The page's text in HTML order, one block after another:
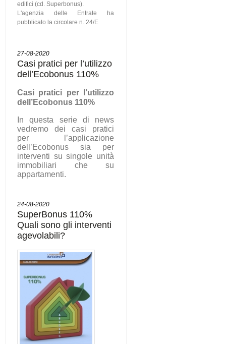
edifici (cd. Superbonus).
L'agenzia delle Entrate ha
pubblicato la circolare n. 24/E
27-08-2020
Casi pratici per l’utilizzo
dell’Ecobonus 110%
Casi pratici per l’utilizzo
dell’Ecobonus 110%
In questa serie di news
vedremo dei casi pratici
per l’applicazione
dell’Ecobonus sia per
interventi su singole unità
immobiliari che su
appartamenti.
24-08-2020
SuperBonus 110%
Quali sono gli interventi
agevolabili?